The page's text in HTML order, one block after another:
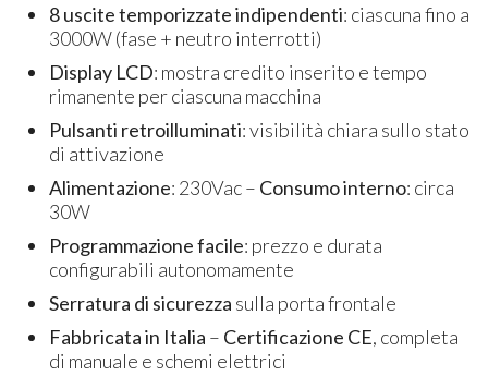
8 uscite temporizzate indipendenti: ciascuna fino a
3000W (fase + neutro interrotti)
Display LCD: mostra credito inserito e tempo
rimanente per ciascuna macchina
Pulsanti retroilluminati: visibilità chiara sullo stato
di attivazione
Alimentazione: 230Vac – Consumo interno: circa
30W
Programmazione facile: prezzo e durata
configurabili autonomamente
Serratura di sicurezza sulla porta frontale
Fabbricata in Italia – Certificazione CE, completa
di manuale e schemi elettrici